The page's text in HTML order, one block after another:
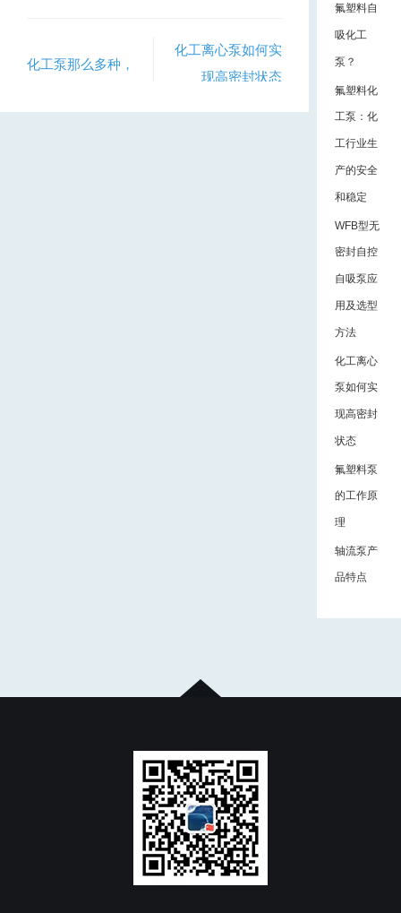
化工泵那么多种，
化工离心泵如何实
现高密封状态
氟塑料自
吸化工
泵？
氟塑料化
工泵：化
工行业生
产的安全
和稳定
WFB型无
密封自控
自吸泵应
用及选型
方法
化工离心
泵如何实
现高密封
状态
氟塑料泵
的工作原
理
轴流泵产
品特点